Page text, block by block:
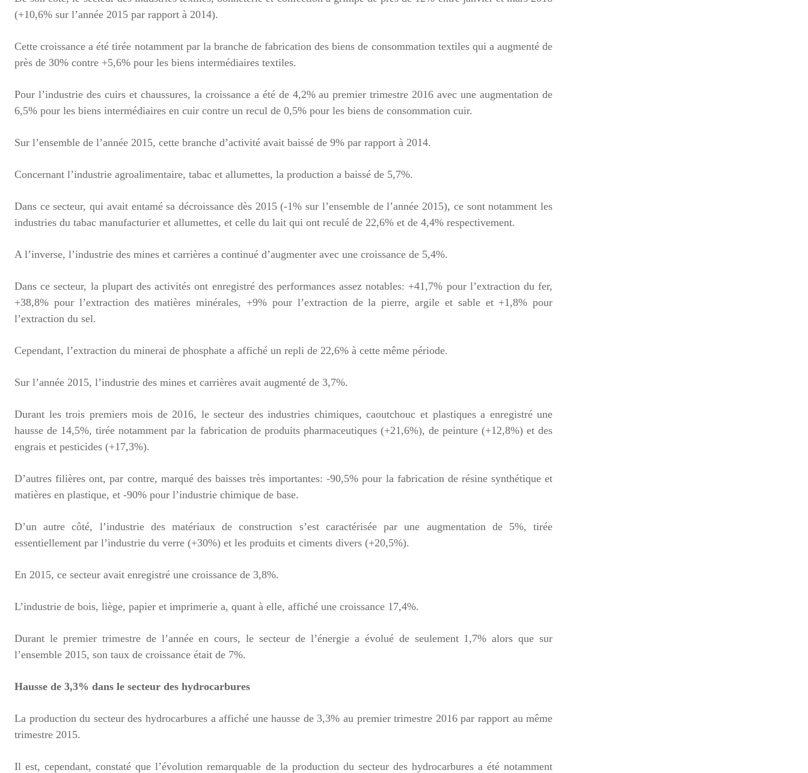
(+10,6% sur l’année 2015 par rapport à 2014).
Cette croissance a été tirée notamment par la branche de fabrication des biens de consommation textiles qui a augmenté de
près de 30% contre +5,6% pour les biens intermédiaires textiles.
Pour l’industrie des cuirs et chaussures, la croissance a été de 4,2% au premier trimestre 2016 avec une augmentation de
6,5% pour les biens intermédiaires en cuir contre un recul de 0,5% pour les biens de consommation cuir.
Sur l’ensemble de l’année 2015, cette branche d’activité avait baissé de 9% par rapport à 2014.
Concernant l’industrie agroalimentaire, tabac et allumettes, la production a baissé de 5,7%.
Dans ce secteur, qui avait entamé sa décroissance dès 2015 (-1% sur l’ensemble de l’année 2015), ce sont notamment les
industries du tabac manufacturier et allumettes, et celle du lait qui ont reculé de 22,6% et de 4,4% respectivement.
A l’inverse, l’industrie des mines et carrières a continué d’augmenter avec une croissance de 5,4%.
Dans ce secteur, la plupart des activités ont enregistré des performances assez notables: +41,7% pour l’extraction du fer,
+38,8% pour l’extraction des matières minérales, +9% pour l’extraction de la pierre, argile et sable et +1,8% pour
l’extraction du sel.
Cependant, l’extraction du minerai de phosphate a affiché un repli de 22,6% à cette même période.
Sur l’année 2015, l’industrie des mines et carrières avait augmenté de 3,7%.
Durant les trois premiers mois de 2016, le secteur des industries chimiques, caoutchouc et plastiques a enregistré une
hausse de 14,5%, tirée notamment par la fabrication de produits pharmaceutiques (+21,6%), de peinture (+12,8%) et des
engrais et pesticides (+17,3%).
D’autres filières ont, par contre, marqué des baisses très importantes: -90,5% pour la fabrication de résine synthétique et
matières en plastique, et -90% pour l’industrie chimique de base.
D’un autre côté, l’industrie des matériaux de construction s’est caractérisée par une augmentation de 5%, tirée
essentiellement par l’industrie du verre (+30%) et les produits et ciments divers (+20,5%).
En 2015, ce secteur avait enregistré une croissance de 3,8%.
L’industrie de bois, liège, papier et imprimerie a, quant à elle, affiché une croissance 17,4%.
Durant le premier trimestre de l’année en cours, le secteur de l’énergie a évolué de seulement 1,7% alors que sur
l’ensemble 2015, son taux de croissance était de 7%.
Hausse de 3,3% dans le secteur des hydrocarbures
La production du secteur des hydrocarbures a affiché une hausse de 3,3% au premier trimestre 2016 par rapport au même
trimestre 2015.
Il est, cependant, constaté que l’évolution remarquable de la production du secteur des hydrocarbures a été notamment